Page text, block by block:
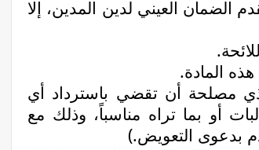
العيني لدين المدين، إلا
.
.
مصلحة أن تقضي باسترداد أي
أو بما تراه مناسباً، وذلك مع
بدعوى التعويض.)